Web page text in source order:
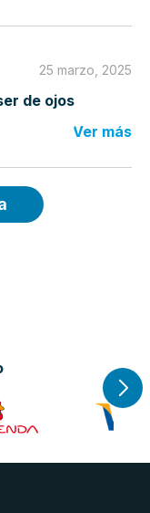
25 marzo, 2025
de ojos
Ver más